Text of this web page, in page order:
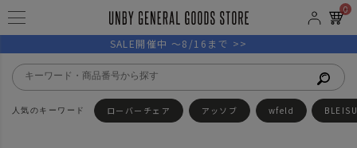
0
SALE開催中 ～8/16まで >>
ローバーチェア アッソブ wfeld